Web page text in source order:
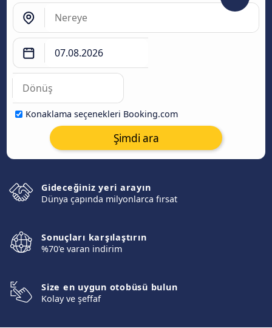
Konaklama seçenekleri Booking.com
Şimdi ara
Gideceğiniz yeri arayın
Dünya çapında milyonlarca fırsat
Sonuçları karşılaştırın
%70'e varan indirim
Size en uygun otobüsü bulun
Kolay ve şeffaf